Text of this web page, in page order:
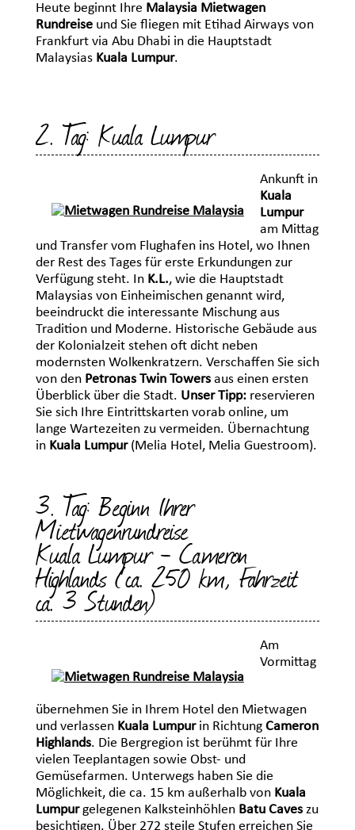
Heute beginnt Ihre Malaysia Mietwagen
Rundreiseund Sie fliegen mit Etihad Airways von
Frankfurt via Abu Dhabi in die Hauptstadt
Malaysias Kuala Lumpur.
2. Tag: Kuala Lumpur
Ankunft in
Kuala
Lumpur
am Mittag
und Transfer vom Flughafen ins Hotel, wo Ihnen
der Rest des Tages für erste Erkundungen zur
Verfügung steht. In K.L., wie die Hauptstadt
Malaysias von Einheimischen genannt wird,
beeindruckt die interessante Mischung aus
Tradition und Moderne. Historische Gebäude aus
der Kolonialzeit stehen oft dicht neben
modernsten Wolkenkratzern. Verschaffen Sie sich
von den Petronas Twin Towersaus einen ersten
Überblick über die Stadt. Unser Tipp:reservieren
Sie sich Ihre Eintrittskarten vorab online, um
lange Wartezeiten zu vermeiden. Übernachtung
in Kuala Lumpur(Melia Hotel, Melia Guestroom).
3. Tag: Beginn Ihrer
Mietwagenrundreise
Kuala Lumpur - Cameron
Highlands (ca. 250 km, Fahrzeit
ca. 3 Stunden)
Am
Vormittag
übernehmen Sie in Ihrem Hotel den Mietwagen
und verlassen Kuala Lumpurin Richtung Cameron
Highlands. Die Bergregion ist berühmt für Ihre
vielen Teeplantagen sowie Obst- und
Gemüsefarmen. Unterwegs haben Sie die
Möglichkeit, die ca. 15 km außerhalb von Kuala
Lumpurgelegenen Kalksteinhöhlen Batu Caveszu
besichtigen. Über 272 steile Stufen erreichen Sie